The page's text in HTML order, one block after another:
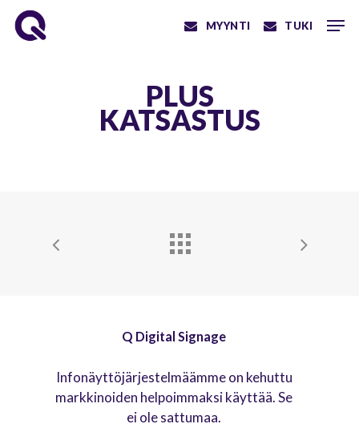
Skip
MYYNTI TUKI
PLUS
KATSASTUS
Q Digital Signage
Infonäyttöjärjestelmäämme on kehuttu
markkinoiden helpoimmaksi käyttää. Se
ei ole sattumaa.